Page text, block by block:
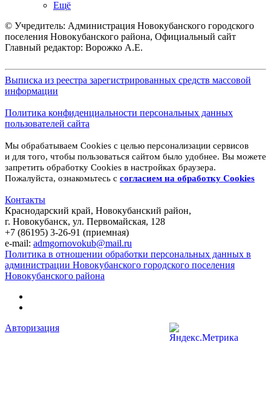
Ещё
© Учредитель: Администрация Новокубанского городского
поселения Новокубанского района, Официальный сайт
Главный редактор: Ворожко А.Е.
Выписка из реестра зарегистрированных средств массовой
информации
Политика конфиденциальности персональных данных
пользователей сайта
Мы обрабатываем Cookies с целью персонализации сервисов
и для того, чтобы пользоваться сайтом было удобнее. Вы можете
запретить обработку Cookies в настройках браузера.
Пожалуйста, ознакомьтесь с согласием на обработку Cookies
Контакты
Краснодарский край, Новокубанский район,
г. Новокубанск, ул. Первомайская, 128
+7 (86195) 3-26-91 (приемная)
e-mail: admgornovokub@mail.ru
Политика в отношении обработки персональных данных в
администрации Новокубанского городского поселения
Новокубанского района
Авторизация